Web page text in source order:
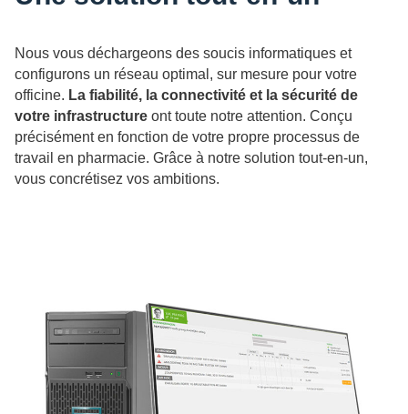
Nous vous déchargeons des soucis informatiques et
configurons un réseau optimal, sur mesure pour votre
officine. La fiabilité, la connectivité et la sécurité de
votre infrastructure ont toute notre attention. Conçu
précisément en fonction de votre propre processus de
travail en pharmacie. Grâce à notre solution tout-en-un,
vous concrétisez vos ambitions.